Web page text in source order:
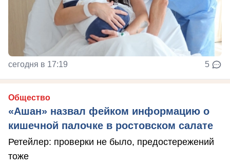
сегодня в 17:19 5
Общество
«Ашан» назвал фейком информацию о
кишечной палочке в ростовском салате
Ретейлер: проверки не было, предостережений
тоже